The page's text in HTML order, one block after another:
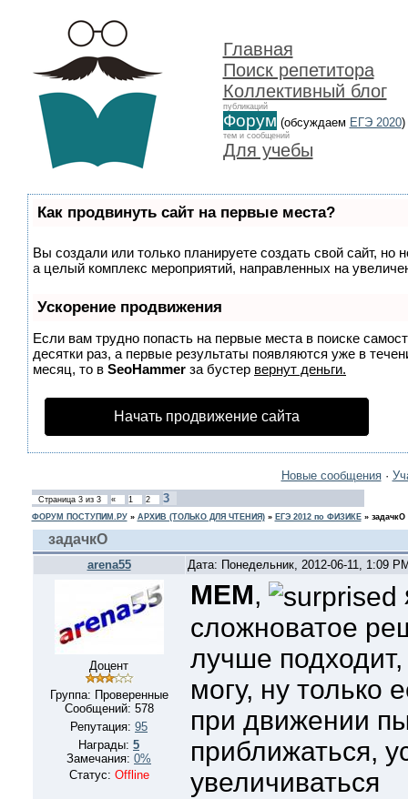
Главная
Поиск репетитора
Коллективный блог
публикаций
Форум (обсуждаем ЕГЭ 2020)
тем и сообщений
Для учебы
Как продвинуть сайт на первые места?
Вы создали или только планируете создать свой сайт, но
а целый комплекс мероприятий, направленных на
Ускорение продвижения
Если вам трудно попасть на первые места в поиске
десятки раз, а первые результаты появляются уже в
месяц, то в SeoHammer за бустер вернут деньги.
Начать продвижение сайта
Новые сообщения·
Страница 3из 3 « 1 2 3
ФОРУМ ПОСТУПИМ.РУ» АРХИВ (ТОЛЬКО ДЛЯ ЧТЕНИЯ)» ЕГЭ 2012 по ФИЗИКЕ» задачкО
задачкО
arena55 Дата: Понедельник, 2012-06-11, 1:09
Доцент
Группа: Проверенные
Сообщений: 578
Репутация: 95
Награды: 5
Замечания: 0%
Статус: Offline
MEM,
сложноватое
лучше
могу, ну только
при движении
приближаться,
увеличиваться